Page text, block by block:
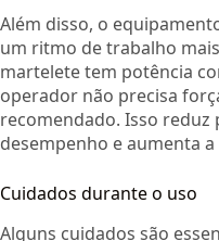
Além disso, o
um ritmo de trabalho
martelete tem potência
operador não precisa
recomendado. Isso reduz
desempenho e aumenta
Cuidados durante o uso
Alguns cuidados são